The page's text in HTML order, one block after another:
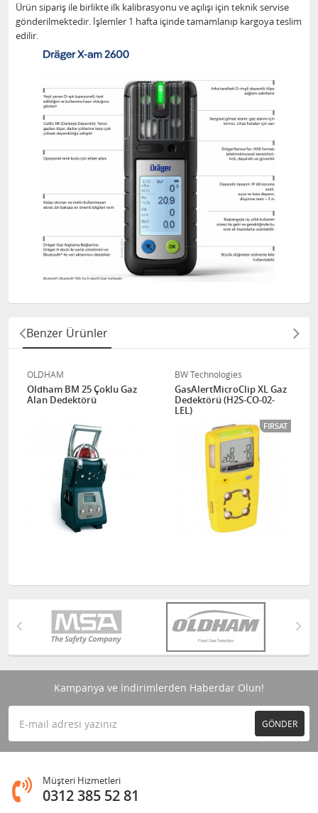
Ürün sipariş ile birlikte ilk kalibrasyonu ve açılışı için teknik servise
gönderilmektedir. İşlemler 1 hafta içinde tamamlanıp kargoya teslim
edilir.
Benzer Ürünler
OLDHAM
Oldham BM 25 Çoklu Gaz
Alan Dedektörü
BW Technologies
GasAlertMicroClip XL Gaz
Dedektörü (H2S-CO-02-
LEL)
FIRSAT
Kampanya ve İndirimlerden Haberdar Olun!
GÖNDER
Müşteri Hizmetleri
0312 385 52 81